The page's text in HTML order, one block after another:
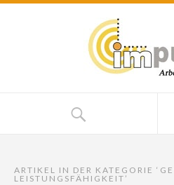
ARTIKEL IN DER KATEGORIE ‘
LEISTUNGSFÄHIGKEIT ’